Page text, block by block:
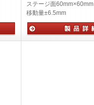
ステージ面60mm×60mm
移動量±6.5mm